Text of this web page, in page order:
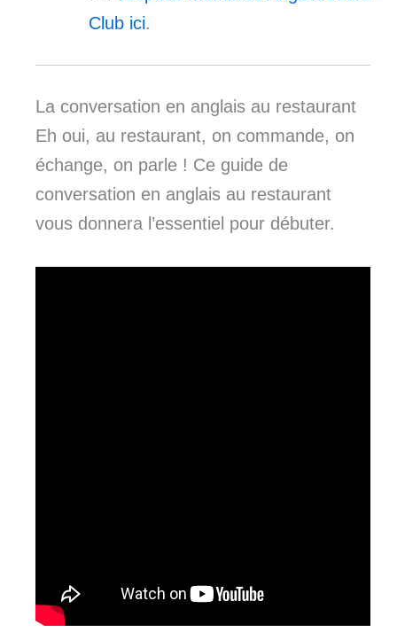
Club ici.
La conversation en anglais au restaurant
Eh oui, au restaurant, on commande, on
échange, on parle ! Ce guide de
conversation en anglais au restaurant
vous donnera l’essentiel pour débuter.